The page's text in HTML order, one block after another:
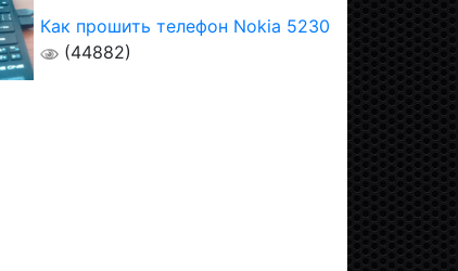
Как прошить телефон Nokia 5230
(44882)